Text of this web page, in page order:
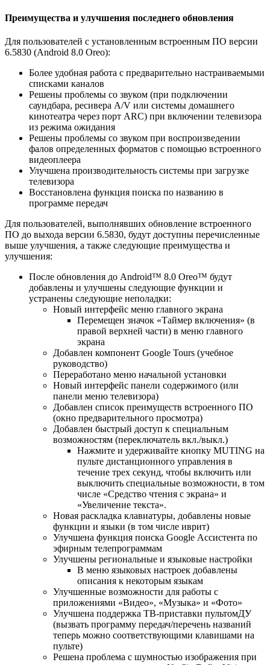
Преимущества и улучшения последнего обновления
Для пользователей с установленным встроенным ПО версии
6.5830 (Android 8.0 Oreo):
Более удобная работа с предварительно настраиваемыми
списками каналов
Решены проблемы со звуком (при подключении
саундбара, ресивера A/V или системы домашнего
кинотеатра через порт ARC) при включении телевизора
из режима ожидания
Решены проблемы со звуком при воспроизведении
фалов определенных форматов с помощью встроенного
видеоплеера
Улучшена производительность системы при загрузке
телевизора
Восстановлена функция поиска по названию в
программе передач
Для пользователей, выполнявших обновление встроенного
ПО до выхода версии 6.5830, будут доступны перечисленные
выше улучшения, а также следующие преимущества и
улучшения:
После обновления до Android™ 8.0 Oreo™ будут
добавлены и улучшены следующие функции и
устранены следующие неполадки:
Новый интерфейс меню главного экрана
Перемещен значок «Таймер включения» (в
правой верхней части) в меню главного
экрана
Добавлен компонент Google Tours (учебное
руководство)
Переработано меню начальной установки
Новый интерфейс панели содержимого (или
панели меню телевизора)
Добавлен список преимуществ встроенного ПО
(окно предварительного просмотра)
Добавлен быстрый доступ к специальным
возможностям (переключатель вкл./выкл.)
Нажмите и удерживайте кнопку MUTING на
пульте дистанционного управления в
течение трех секунд, чтобы включить или
выключить специальные возможности, в том
числе «Средство чтения с экрана» и
«Увеличение текста».
Новая раскладка клавиатуры, добавлены новые
функции и языки (в том числе иврит)
Улучшена функция поиска Google Ассистента по
эфирным телепрограммам
Улучшены региональные и языковые настройки
В меню языковых настроек добавлены
описания к некоторым языкам
Улучшенные возможности для работы с
приложениями «Видео», «Музыка» и «Фото»
Улучшена поддержка ТВ-приставки пультомДУ
(вызвать программу передач/перечень названий
теперь можно соответствующими клавишами на
пульте)
Решена проблема с шумностью изображения при